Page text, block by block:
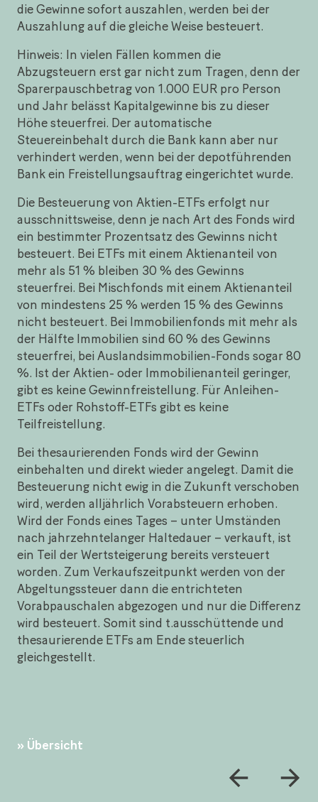
die Gewinne sofort auszahlen, werden bei der
Auszahlung auf die gleiche Weise besteuert.
Hinweis: In vielen Fällen kommen die
Abzugsteuern erst gar nicht zum Tragen, denn der
Sparerpauschbetrag von 1.000 EUR pro Person
und Jahr belässt Kapitalgewinne bis zu dieser
Höhe steuerfrei. Der automatische
Steuereinbehalt durch die Bank kann aber nur
verhindert werden, wenn bei der depotführenden
Bank ein Freistellungsauftrag eingerichtet wurde.
Die Besteuerung von Aktien-ETFs erfolgt nur
ausschnittsweise, denn je nach Art des Fonds wird
ein bestimmter Prozentsatz des Gewinns nicht
besteuert. Bei ETFs mit einem Aktienanteil von
mehr als 51 % bleiben 30 % des Gewinns
steuerfrei. Bei Mischfonds mit einem Aktienanteil
von mindestens 25 % werden 15 % des Gewinns
nicht besteuert. Bei Immobilienfonds mit mehr als
der Hälfte Immobilien sind 60 % des Gewinns
steuerfrei, bei Auslandsimmobilien-Fonds sogar 80
%. Ist der Aktien- oder Immobilienanteil geringer,
gibt es keine Gewinnfreistellung. Für Anleihen-
ETFs oder Rohstoff-ETFs gibt es keine
Teilfreistellung.
Bei thesaurierenden Fonds wird der Gewinn
einbehalten und direkt wieder angelegt. Damit die
Besteuerung nicht ewig in die Zukunft verschoben
wird, werden alljährlich Vorabsteuern erhoben.
Wird der Fonds eines Tages – unter Umständen
nach jahrzehntelanger Haltedauer – verkauft, ist
ein Teil der Wertsteigerung bereits versteuert
worden. Zum Verkaufszeitpunkt werden von der
Abgeltungssteuer dann die entrichteten
Vorabpauschalen abgezogen und nur die Differenz
wird besteuert. Somit sind t.ausschüttende und
thesaurierende ETFs am Ende steuerlich
gleichgestellt.
Übersicht